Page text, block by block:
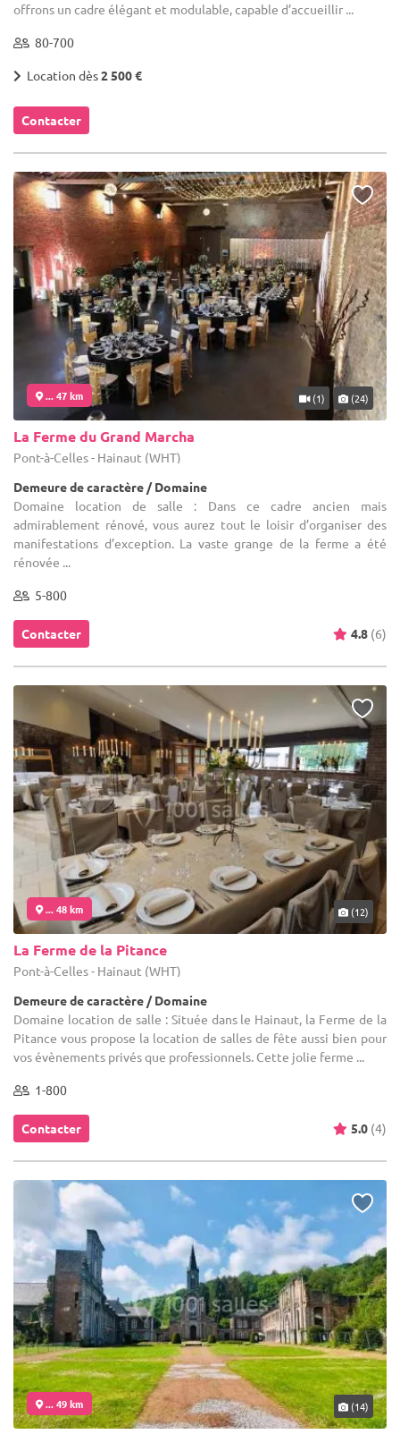
offrons un cadre élégant et modulable, capable d’accueillir ...
80-700
Location dès2 500 €
Contacter
... 47 km (1) (24)
La Ferme du Grand Marcha
Pont-à-Celles - Hainaut (WHT)
Demeure de caractère / Domaine
Domaine location de salle : Dans ce cadre ancien mais
admirablement rénové, vous aurez tout le loisir d’organiser des
manifestations d’exception. La vaste grange de la ferme a été
rénovée ...
5-800
Contacter 4.8 (6)
... 48 km (12)
La Ferme de la Pitance
Pont-à-Celles - Hainaut (WHT)
Demeure de caractère / Domaine
Domaine location de salle : Située dans le Hainaut, la Ferme de la
Pitance vous propose la location de salles de fête aussi bien pour
vos évènements privés que professionnels. Cette jolie ferme ...
1-800
Contacter 5.0 (4)
... 49 km (14)